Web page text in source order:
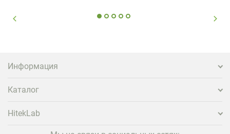
вернуться и поделиться впечатлениями в соцсетях,
проектора.
Информация
Каталог
HitekLab